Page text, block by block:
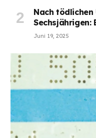
Nach
Sechsjährigen:
Juni 19, 2025